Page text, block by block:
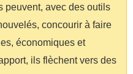
peuvent, avec des outils
concourir à faire
économiques et
ils flèchent vers des